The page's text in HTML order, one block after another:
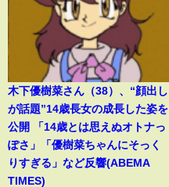
木下優樹菜さん（38）、“顔出し
が話題”14歳長女の成長した姿を
公開 「14歳とは思えぬオトナっ
ぽさ」「優樹菜ちゃんにそっく
りすぎる」など反響(ABEMA
TIMES)